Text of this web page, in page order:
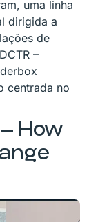
uma linha
dirigida a
de
–
centrada no
How